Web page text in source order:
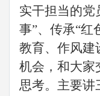
实干担当的党
事”、传承“红
教育、 作风建
机会，和大家
思考。主要讲